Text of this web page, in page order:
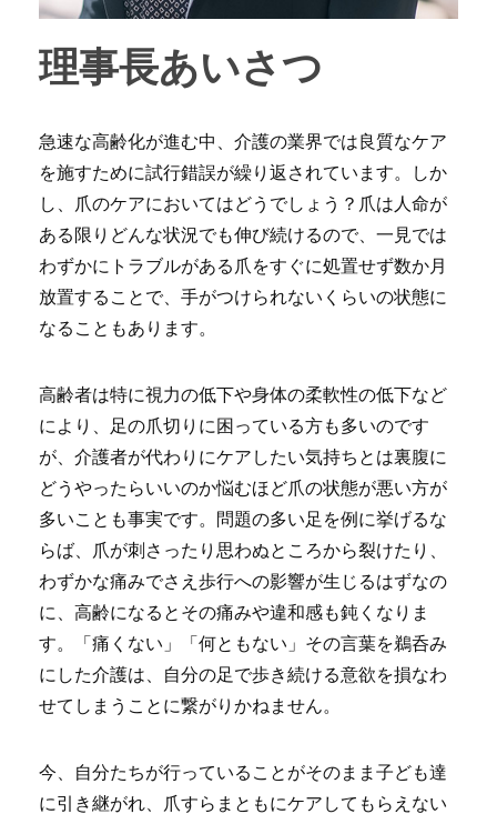
理事長あいさつ
急速な高齢化が進む中、介護の業界では良質なケア
を施すために試行錯誤が繰り返されています。しか
し、爪のケアにおいてはどうでしょう？爪は人命が
ある限りどんな状況でも伸び続けるので、一見では
わずかにトラブルがある爪をすぐに処置せず数か月
放置することで、手がつけられないくらいの状態に
なることもあります。
高齢者は特に視力の低下や身体の柔軟性の低下など
により、足の爪切りに困っている方も多いのです
が、介護者が代わりにケアしたい気持ちとは裏腹に
どうやったらいいのか悩むほど爪の状態が悪い方が
多いことも事実です。問題の多い足を例に挙げるな
らば、爪が刺さったり思わぬところから裂けたり、
わずかな痛みでさえ歩行への影響が生じるはずなの
に、高齢になるとその痛みや違和感も鈍くなりま
す。「痛くない」「何ともない」その言葉を鵜呑み
にした介護は、自分の足で歩き続ける意欲を損なわ
せてしまうことに繋がりかねません。
今、自分たちが行っていることがそのまま子ども達
に引き継がれ、爪すらまともにケアしてもらえない